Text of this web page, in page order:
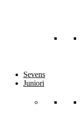
Sevens
Juniori